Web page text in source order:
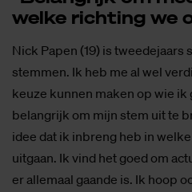
wel­ke rich­ting we
Nick Papen (19) is tweedejaars
stemmen. Ik heb me al wel
keuze kunnen maken op wie ik
belangrijk om mijn stem uit te
idee dat ik inbreng heb in
uitgaan. Ik vind het goed om
er allemaal gaande is. Ik hoop